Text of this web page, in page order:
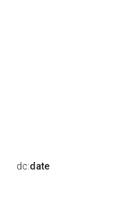
dc:date